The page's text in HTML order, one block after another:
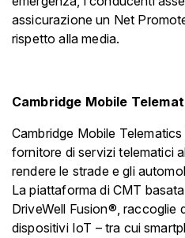
assicurazione un Net
rispetto alla media.
Cambridge Mobile
Cambridge Mobile
fornitore di servizi telematici
rendere le strade e gli
La piattaforma di CMT
DriveWell Fusion®, raccoglie
dispositivi IoT – tra cui